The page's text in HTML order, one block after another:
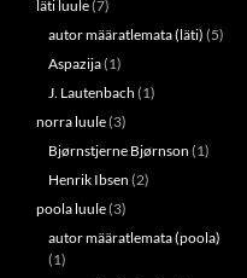
läti luule(7)
autor määratlemata (läti) (5)
Aspazija(1)
J. Lautenbach (1)
norra luule(3)
Bjørnstjerne Bjørnson (1)
Henrik Ibsen (2)
poola luule(3)
autor määratlemata (poola)
(1)